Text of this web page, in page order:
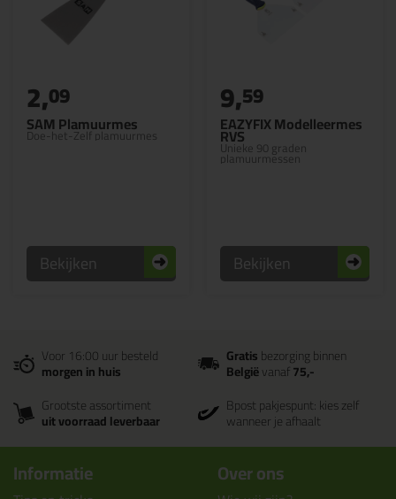
SAM Plamuurmes
Doe-het-Zelf plamuurmes
2,09
Bekijken
EAZYFIX Modelleermes
RVS
Unieke 90 graden
plamuurmessen
9,59
Bekijken
Voor 16:00 uur besteld
morgen in huis
Gratisbezorging binnen
Belgiëvanaf75,-
Grootste assortiment
uit voorraad leverbaar
Bpost pakjespunt: kies zelf
wanneer je afhaalt
Informatie Over ons